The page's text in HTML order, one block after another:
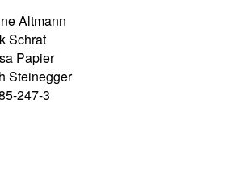
Altmann
Schrat
Papier
Steinegger
247-3